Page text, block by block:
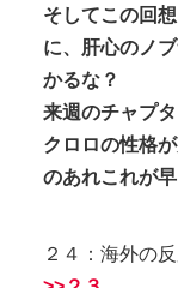
そしてこの回
に、肝心のノ
かるな？
来週のチャプ
クロロの性格
のあれこれが
２４：海外の